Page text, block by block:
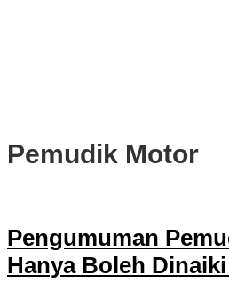
Pemudik Motor
Pengumuman
Hanya Boleh